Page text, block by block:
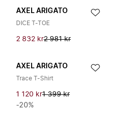
AXEL ARIGATO
DICE T-TOE
2 832 kr2 981 kr
AXEL ARIGATO
Trace T-Shirt
1 120 kr1 399 kr
-20%